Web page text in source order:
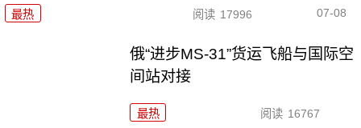
最热 阅读 17996 07-08
俄“进步MS-31”货运飞船与国际空
间站对接
最热 阅读 16767